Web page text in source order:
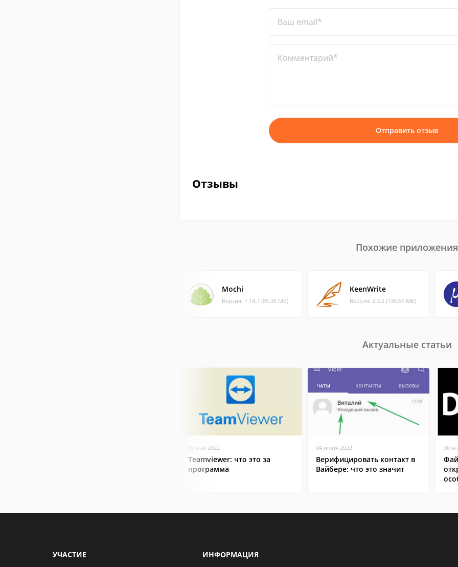
Ваш email*
Комментарий*
Отправить отзыв
Отзывы
Похожие приложения
Mochi
Версия: 1.14.7 (85.36 МБ)
KeenWrite
Версия: 2.3.2 (136.69 МБ)
Актуальные статьи
30 мая 2022
Teamviewer: что это за
программа
04 июня 2022
Верифицировать контакт в
Вайбере: что это значит
30
УЧАСТИЕ ИНФОРМАЦИЯ